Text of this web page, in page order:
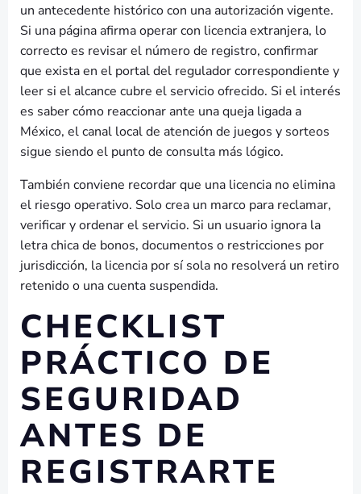
un antecedente histórico con una autorización vigente.
Si una página afirma operar con licencia extranjera, lo
correcto es revisar el número de registro, confirmar
que exista en el portal del regulador correspondiente y
leer si el alcance cubre el servicio ofrecido. Si el interés
es saber cómo reaccionar ante una queja ligada a
México, el canal local de atención de juegos y sorteos
sigue siendo el punto de consulta más lógico.
También conviene recordar que una licencia no elimina
el riesgo operativo. Solo crea un marco para reclamar,
verificar y ordenar el servicio. Si un usuario ignora la
letra chica de bonos, documentos o restricciones por
jurisdicción, la licencia por sí sola no resolverá un retiro
retenido o una cuenta suspendida.
CHECKLIST
PRÁCTICO DE
SEGURIDAD
ANTES DE
REGISTRARTE